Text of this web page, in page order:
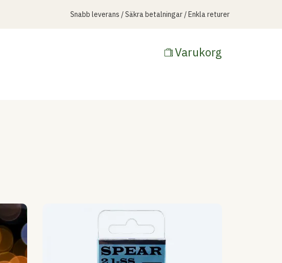
Snabb leverans / Säkra betalningar / Enkla returer
Varukorg